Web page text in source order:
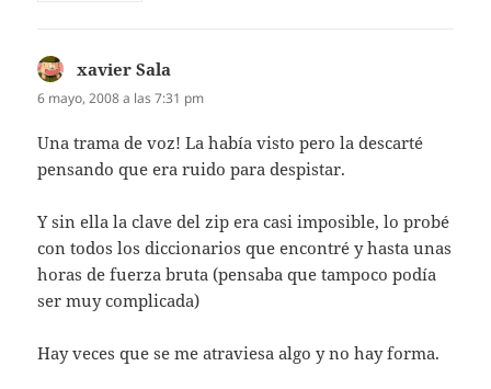
xavier Sala
6 mayo, 2008 a las 7:31 pm
Una trama de voz! La había visto pero la descarté
pensando que era ruido para despistar.
Y sin ella la clave del zip era casi imposible, lo probé
con todos los diccionarios que encontré y hasta unas
horas de fuerza bruta (pensaba que tampoco podía
ser muy complicada)
Hay veces que se me atraviesa algo y no hay forma.